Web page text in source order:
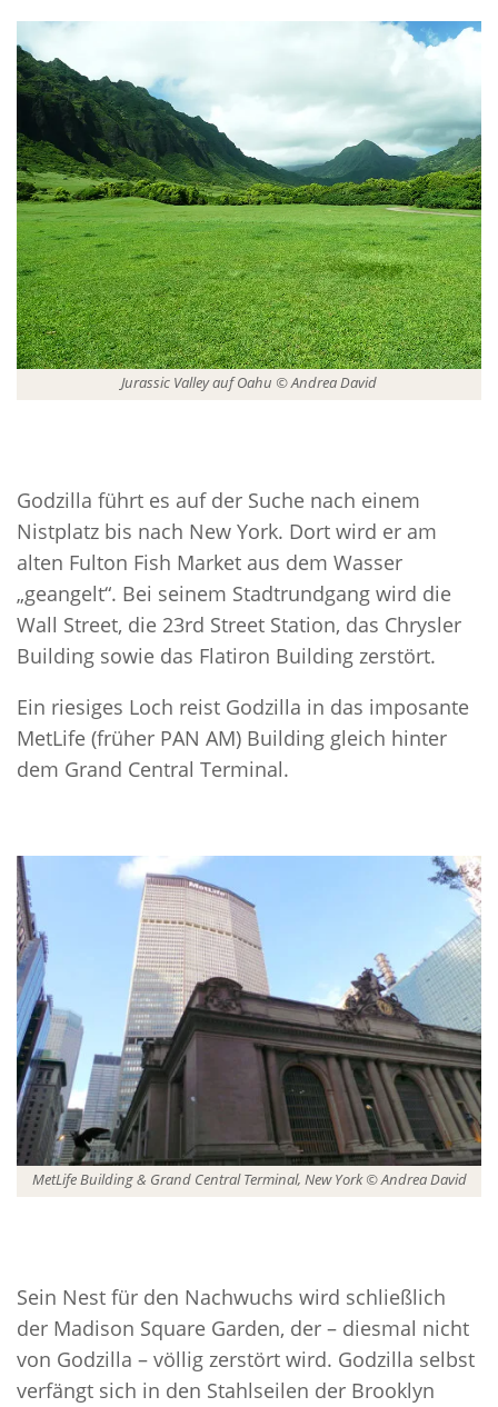
Jurassic Valley auf Oahu © Andrea David
Godzilla führt es auf der Suche nach einem
Nistplatz bis nach New York. Dort wird er am
alten Fulton Fish Market aus dem Wasser
„geangelt“. Bei seinem Stadtrundgang wird die
Wall Street, die 23rd Street Station, das Chrysler
Building sowie das Flatiron Building zerstört.
Ein riesiges Loch reist Godzilla in das imposante
MetLife (früher PAN AM) Building gleich hinter
dem Grand Central Terminal.
MetLife Building & Grand Central Terminal, New York © Andrea David
Sein Nest für den Nachwuchs wird schließlich
der Madison Square Garden, der – diesmal nicht
von Godzilla – völlig zerstört wird. Godzilla selbst
verfängt sich in den Stahlseilen der Brooklyn